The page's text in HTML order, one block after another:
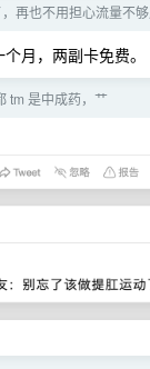
再也不用担心流量不够
月，两副卡免费。
tm 是中成药，艹